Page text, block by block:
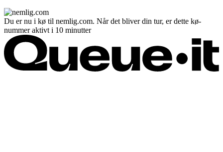
Du er nu i kø til nemlig.com. Når det bliver din tur, er dette kø-
nummer aktivt i 10 minutter